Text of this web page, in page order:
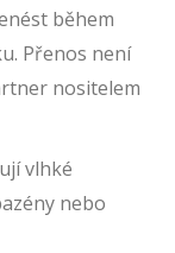
během
Přenos není
nositelem
vlhké
nebo